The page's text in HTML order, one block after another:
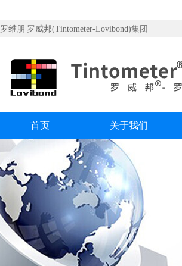
罗维朋|罗威邦(Tintometer-Lovibond)集团
首页 关于我们